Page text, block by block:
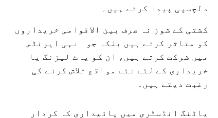
دلچسپی پیدا کرتے ہیں۔
کشتی کے شوز نہ صرف بین الاقوامی خریداروں
کو متاثر کرتے ہیں بلکہ جو انہی ایونٹس
میں شرکت کرتے ہیں، ان کو یاٹ لیزنگ یا
خریداری کے لئے نئے مواقع تلاش کرنے کی
رغبت دیتے ہیں۔
یاٹنگ انڈسٹری میں پائیداری کا کردار